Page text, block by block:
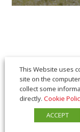
This Website uses
site on the
collect some
directly. Cookie
ACCEPT